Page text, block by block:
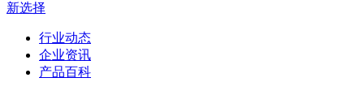
新选择
行业动态
企业资讯
产品百科